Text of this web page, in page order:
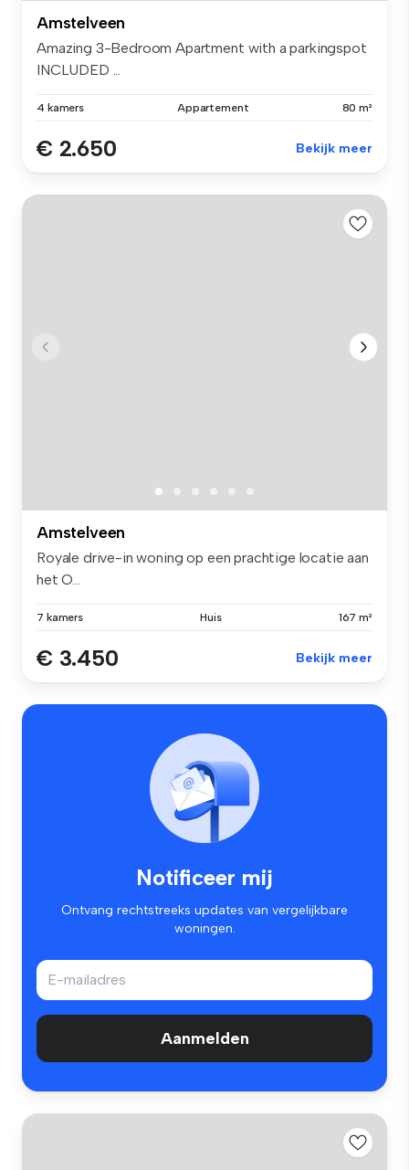
Amstelveen
Amazing 3-Bedroom Apartment with a parkingspot
INCLUDED ...
4 kamers Appartement 80 m²
€ 2.650 Bekijk meer
Amstelveen
Royale drive-in woning op een prachtige locatie aan
het O...
7 kamers Huis 167 m²
€ 3.450 Bekijk meer
Notificeer mij
Ontvang rechtstreeks updates van vergelijkbare
woningen.
Aanmelden